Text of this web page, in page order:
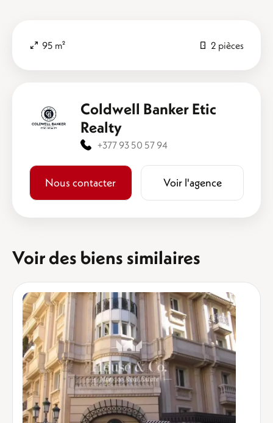
95 m² 2 pièces
Coldwell Banker Etic
Realty
+377 93 50 57 94
Nous contacter Voir l'agence
Voir des biens similaires